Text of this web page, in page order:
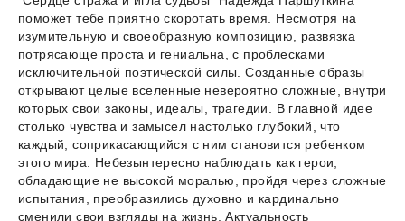
поможет тебе приятно скоротать время. Несмотря на
изумительную и своеобразную композицию, развязка
потрясающе проста и гениальна, с проблесками
исключительной поэтической силы. Созданные образы
открывают целые вселенные невероятно сложные, внутри
которых свои законы, идеалы, трагедии. В главной идее
столько чувства и замысел настолько глубокий, что
каждый, соприкасающийся с ним становится ребенком
этого мира. Небезынтересно наблюдать как герои,
обладающие не высокой моралью, пройдя через сложные
испытания, преобразились духовно и кардинально
сменили свои взгляды на жизнь. Актуальность